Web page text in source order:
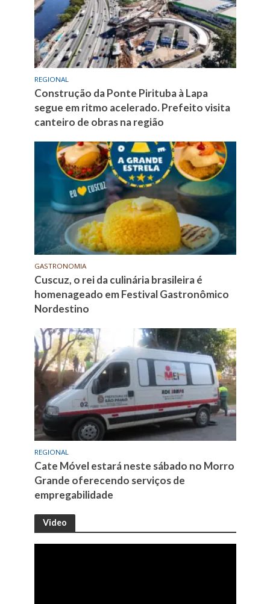
REGIONAL
Construção da Ponte Pirituba à Lapa
segue em ritmo acelerado. Prefeito visita
canteiro de obras na região
GASTRONOMIA
Cuscuz, o rei da culinária brasileira é
homenageado em Festival Gastronômico
Nordestino
REGIONAL
Cate Móvel estará neste sábado no Morro
Grande oferecendo serviços de
empregabilidade
Video